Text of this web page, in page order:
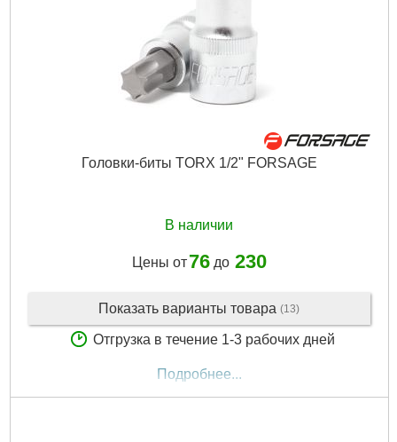
Головки-биты TORX 1/2" FORSAGE
В наличии
Цены от 76до 230
Показать варианты товара (13)
Отгрузка в течение 1-3 рабочих дней
Подробнее...